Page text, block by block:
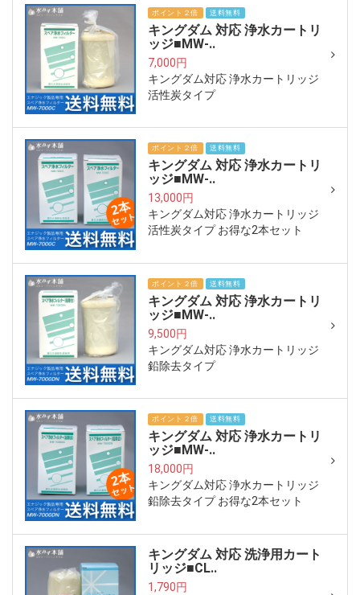
ポイント２倍 送料無料
キングダム 対応 浄水カートリ
ッジ■MW-..
7,000円
キングダム対応 浄水カートリッジ
活性炭タイプ
ポイント２倍 送料無料
キングダム 対応 浄水カートリ
ッジ■MW-..
13,000円
キングダム対応 浄水カートリッジ
活性炭タイプ お得な2本セット
ポイント２倍 送料無料
キングダム 対応 浄水カートリ
ッジ■MW-..
9,500円
キングダム対応 浄水カートリッジ
鉛除去タイプ
ポイント２倍 送料無料
キングダム 対応 浄水カートリ
ッジ■MW-..
18,000円
キングダム対応 浄水カートリッジ
鉛除去タイプ お得な2本セット
キングダム 対応 洗浄用カート
リッジ■CL..
1,790円